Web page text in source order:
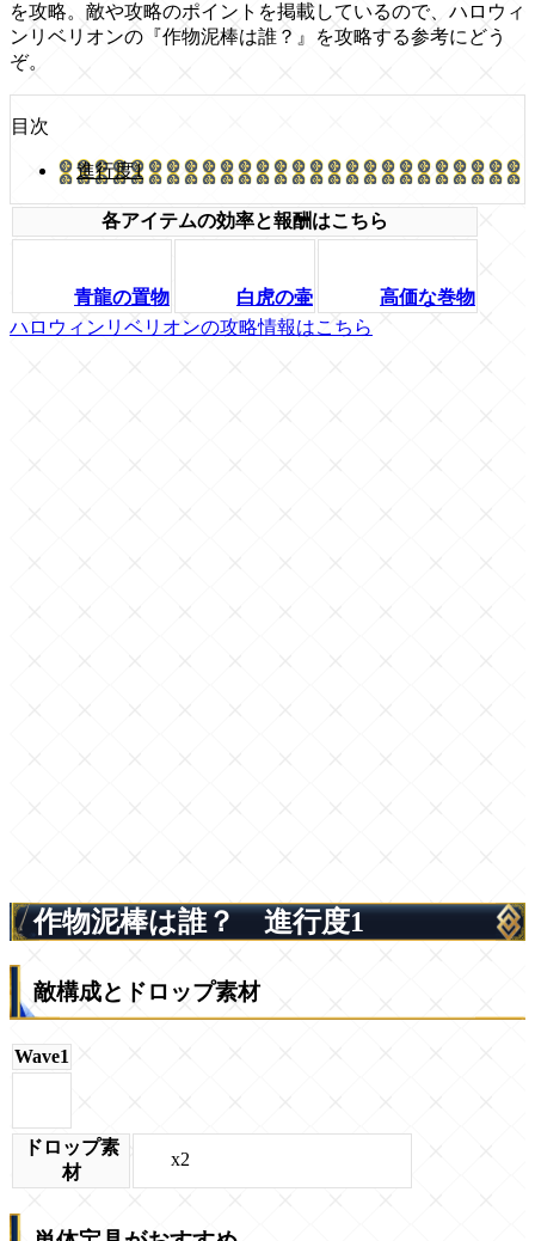
を攻略。敵や攻略のポイントを掲載しているので、ハロウィ
ンリベリオンの『作物泥棒は誰？』を攻略する参考にどう
ぞ。
目次
進行度1
各アイテムの効率と報酬はこちら
青龍の置物 白虎の壷
高価な巻物
ハロウィンリベリオンの攻略情報はこちら
作物泥棒は誰？ 進行度1
敵構成とドロップ素材
Wave1
ドロップ素
材
x2